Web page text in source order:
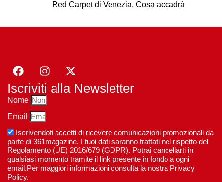
Red Carpet di Venezia. Cosa accadrà
Iscriviti alla Newsletter
Nome
Email
Iscrivendoti accetti di ricevere comunicazioni promozionali da
parte di 361magazine. I tuoi dati saranno trattati nel rispetto del
Regolamento (UE) 2016/679 (GDPR). Potrai cancellarti in
qualsiasi momento tramite il link presente in fondo a ogni
email.Per maggiori informazioni consulta la nostra Privacy
Policy.